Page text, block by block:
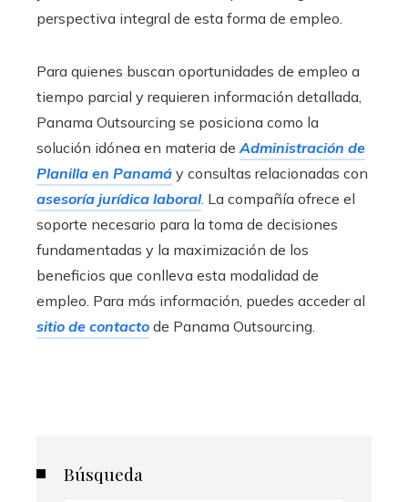
perspectiva integral de esta forma de empleo.
Para quienes buscan oportunidades de empleo a
tiempo parcial y requieren información detallada,
Panama Outsourcing se posiciona como la
solución idónea en materia de Administración de
Planilla en Panamá y consultas relacionadas con
asesoría jurídica laboral. La compañía ofrece el
soporte necesario para la toma de decisiones
fundamentadas y la maximización de los
beneficios que conlleva esta modalidad de
empleo. Para más información, puedes acceder al
sitio de contacto de Panama Outsourcing.
Búsqueda